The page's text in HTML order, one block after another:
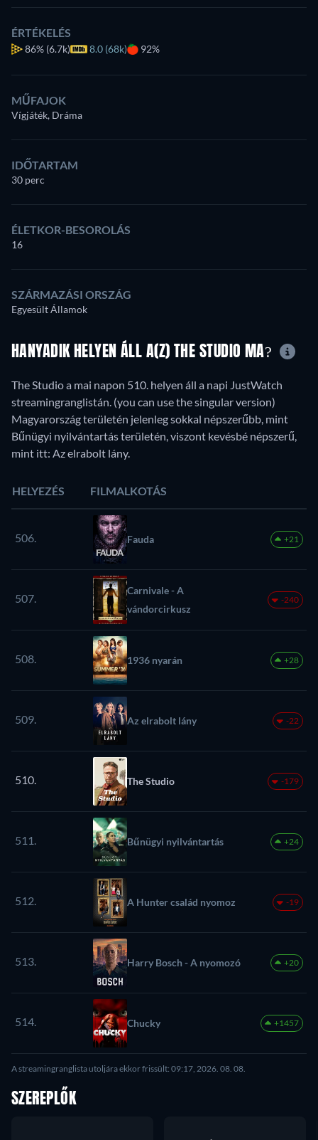
ÉRTÉKELÉS
86% (6.7k) 8.0 (68k) 92%
MŰFAJOK
Vígjáték, Dráma
IDŐTARTAM
30 perc
ÉLETKOR-BESOROLÁS
16
SZÁRMAZÁSI ORSZÁG
Egyesült Államok
HANYADIK HELYEN ÁLL A(Z) THE STUDIO MA?
The Studio a mai napon 510. helyen áll a napi JustWatch
streamingranglistán. (you can use the singular version)
Magyarország területén jelenleg sokkal népszerűbb, mint
Bűnügyi nyilvántartás területén, viszont kevésbé népszerű,
mint itt: Az elrabolt lány.
HELYEZÉS FILMALKOTÁS
506. Fauda +21
507.
Carnivale - A
vándorcirkusz
-240
508. 1936 nyarán +28
509. Az elrabolt lány -22
510. The Studio -179
511. Bűnügyi nyilvántartás +24
512. A Hunter család nyomoz -19
513. Harry Bosch - A nyomozó +20
514. Chucky +1457
A streamingranglista utoljára ekkor frissült: 09:17, 2026. 08. 08.
SZEREPLŐK